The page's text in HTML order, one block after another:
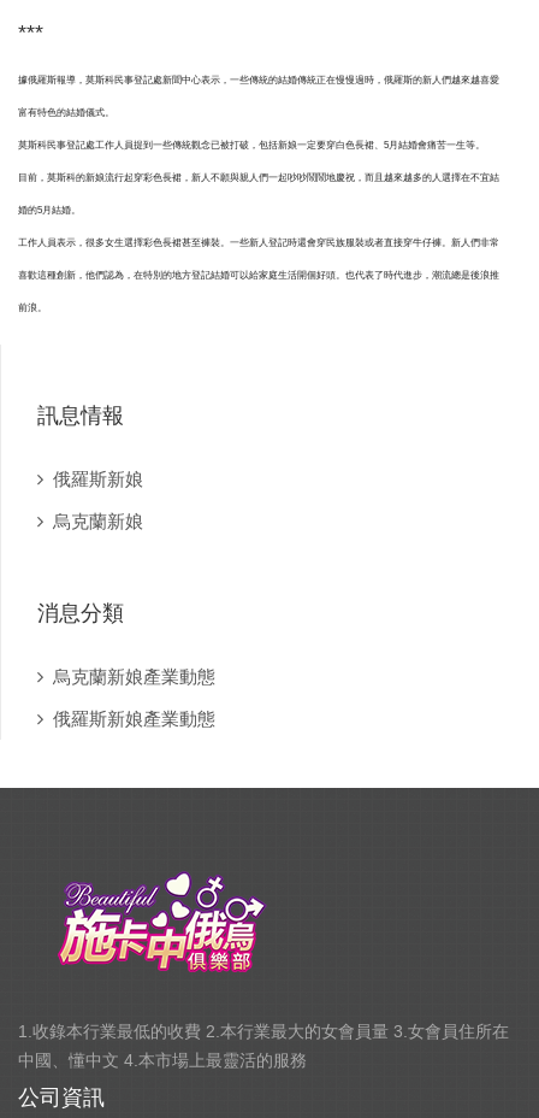
***
據俄羅斯報導，莫斯科民事登記處新聞中心表示，一些傳統的結婚傳統正在慢慢過時，俄羅斯的新人們越來越喜愛
富有特色的結婚儀式。
莫斯科民事登記處工作人員提到一些傳統觀念已被打破，包括新娘一定要穿白色長裙、5月結婚會痛苦一生等。
目前，莫斯科的新娘流行起穿彩色長裙，新人不願與親人們一起吵吵鬧鬧地慶祝，而且越來越多的人選擇在不宜結
婚的5月結婚。
工作人員表示，很多女生選擇彩色長裙甚至褲裝。一些新人登記時還會穿民族服裝或者直接穿牛仔褲。新人們非常
喜歡這種創新，他們認為，在特別的地方登記結婚可以給家庭生活開個好頭。也代表了時代進步，潮流總是後浪推
前浪。
訊息情報
俄羅斯新娘
烏克蘭新娘
消息分類
烏克蘭新娘產業動態
俄羅斯新娘產業動態
1.收錄本行業最低的收費 2.本行業最大的女會員量 3.女會員住所在
中國、懂中文 4.本市場上最靈活的服務
公司資訊